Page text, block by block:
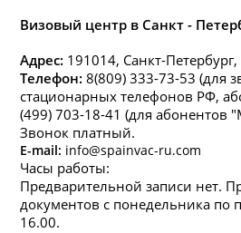
Визовый центр в Санкт -
Адрес: 191014, Санкт-
Телефон: 8(809) 333-73-53 (для
стационарных телефонов РФ,
(499) 703-18-41 (для абонентов
Звонок платный.
E-mail: info@spainvac-ru.com
Часы работы:
Предварительной записи нет.
документов с понедельника по
16.00.